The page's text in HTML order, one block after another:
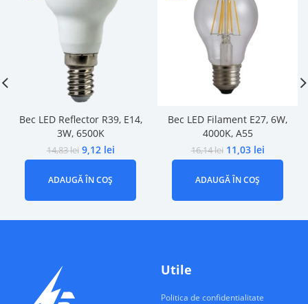
Bec LED Reflector R39, E14,
3W, 6500K
14,83lei 9,12 lei
ADAUGĂ ÎN COȘ
Bec LED Filament E27, 6W,
4000K, A55
16,14lei 11,03 lei
ADAUGĂ ÎN COȘ
Utile
Politica de confidentialitate